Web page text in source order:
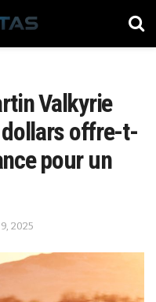
Valkyrie
dollars offre-t-
pour un
2025